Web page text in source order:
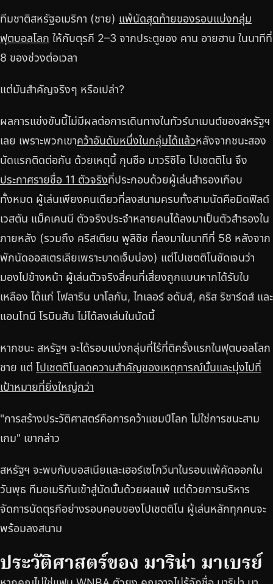
ทีมชาติสหรัฐอเมริกา (ชาย) แพ้นัดสุดท้ายของรอบแบ่งกลุ่ม
ฟุตบอลโลก ให้กับตุรกี 2–3 จากประตูของ คาน อายฮาน ในนาทีที่
8 ของช่วงต่อเวลา
แต่มันสำคัญจริงๆ หรือเปล่า?
ผลการแข่งขันนี้ไม่มีผลต่อการเดินทางในทัวร์นาเมนต์ของสหรัฐฯ
เลย เพราะพวกเขาคว้าอันดับหนึ่งในกลุ่มได้แล้วหลังจากชนะสอง
นัดแรกติดต่อกัน ด้วยเหตุนี้ กุนซือ มาวริซิโอ โปเชตติโน จึง
ประกาศรายชื่อ 11 ตัวจริงที่ประกอบด้วยผู้เล่นสำรองเกือบ
ทั้งหมด ผู้เล่นเพียงคนเดียวที่ลงสนามครบทั้งสามนัดคือมิดฟิลด์
เวสตัน แม็คเคนนี ตัวจริงประจำหลายคนได้ลงมาเป็นตัวสำรองใน
ภายหลัง (รวมถึง คริสเตียน พูลิซิช ที่ลงมาในนาทีที่ 58 หลังจาก
พักนัดออสเตรเลียเพราะบาดเจ็บน่อง) แต่โปเชตติโนชัดเจนว่า
มองไปข้างหน้า ผู้เล่นตัวจริงสี่คนที่เสี่ยงถูกแบนหากได้รับใบ
เหลือง ได้แก่ โฟลาริน บาโลกัน, ไทเลอร์ อดัมส์, คริส ริชาร์ดส์ และ
แอนโทนี โรบินสัน ไม่ได้ลงเล่นในนัดนี้
หากชนะ สหรัฐฯ จะได้รอบแบ่งกลุ่มที่ไร้ที่ติครั้งแรกในฟุตบอลโลก
ชาย แต่ โปเชตติโนลดความสำคัญของเหตุการณ์นั้นและมุ่งไปที่
เป้าหมายที่ยิ่งใหญ่กว่า
"การสร้างประวัติศาสตร์คือการคว้าแชมป์โลก ไม่ใช่การชนะสาม
เกม" เขากล่าว
สหรัฐฯ จะพบกับบอสเนียและเฮอร์เซโกวีนาในรอบแพ้คัดออกใน
วันพุธ ทีมอเมริกันเข้าสู่นัดนั้นด้วยผลแพ้ แต่ด้วยการบริหาร
จัดการนัดตุรกีอย่างรอบคอบของโปเชตติโน ผู้เล่นหลักทุกคนจะ
พร้อมลงสนาม
ประวัติศาสตร์ของ มาริน่า มาเบรย์